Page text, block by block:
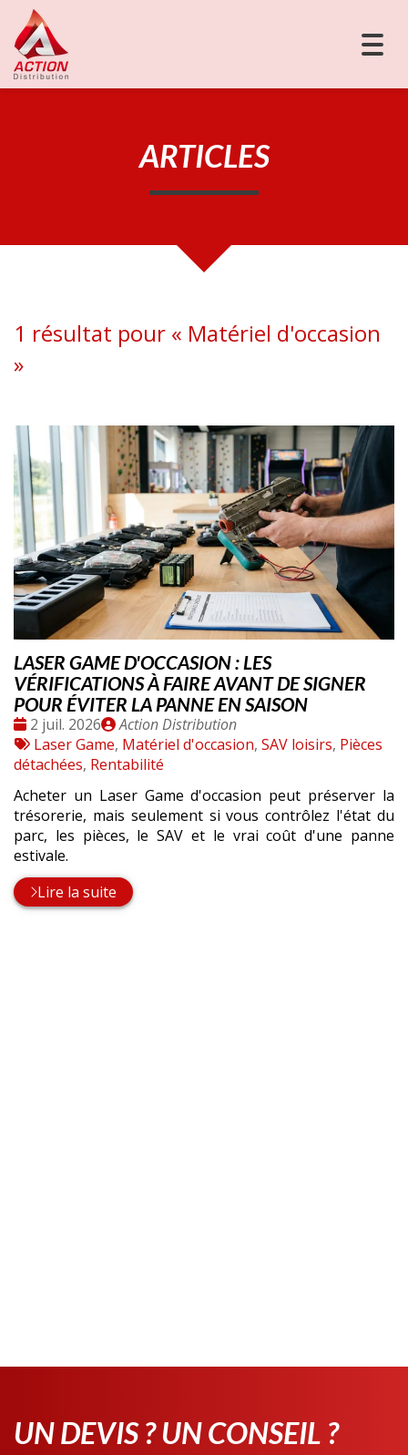
ARTICLES
1 résultat pour « Matériel d'occasion
»
LASER GAME D'OCCASION : LES
VÉRIFICATIONS À FAIRE AVANT DE SIGNER
POUR ÉVITER LA PANNE EN SAISON
Date
:
2 juil. 2026
Publié
par
Action Distribution
Tags
:
Laser Game, Matériel d'occasion, SAV loisirs, Pièces
détachées, Rentabilité
Acheter un Laser Game d'occasion peut préserver la
trésorerie, mais seulement si vous contrôlez l'état du
parc, les pièces, le SAV et le vrai coût d'une panne
estivale.
Lire la suite
UN DEVIS ? UN CONSEIL ?